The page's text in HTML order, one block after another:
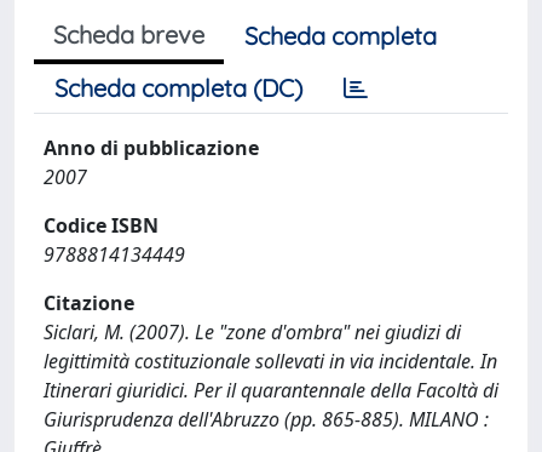
Scheda breve
Scheda completa
Scheda completa (DC)
Anno di pubblicazione
2007
Codice ISBN
9788814134449
Citazione
Siclari, M. (2007). Le "zone d'ombra" nei giudizi di
legittimità costituzionale sollevati in via incidentale. In
Itinerari giuridici. Per il quarantennale della Facoltà di
Giurisprudenza dell'Abruzzo (pp. 865-885). MILANO :